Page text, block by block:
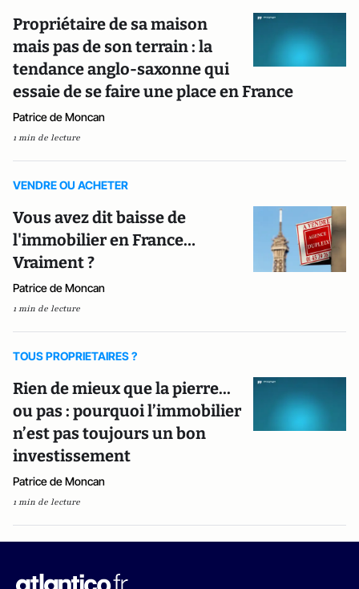
Propriétaire de sa maison
mais pas de son terrain : la
tendance anglo-saxonne qui
essaie de se faire une place en France
Patrice de Moncan
1 min de lecture
VENDRE OU ACHETER
Vous avez dit baisse de
l'immobilier en France…
Vraiment ?
Patrice de Moncan
1 min de lecture
TOUS PROPRIETAIRES ?
Rien de mieux que la pierre...
ou pas : pourquoi l’immobilier
n’est pas toujours un bon
investissement
Patrice de Moncan
1 min de lecture